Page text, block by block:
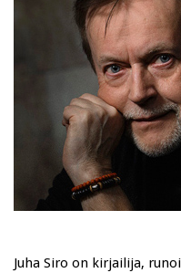
Juha Siro on kirjailija,